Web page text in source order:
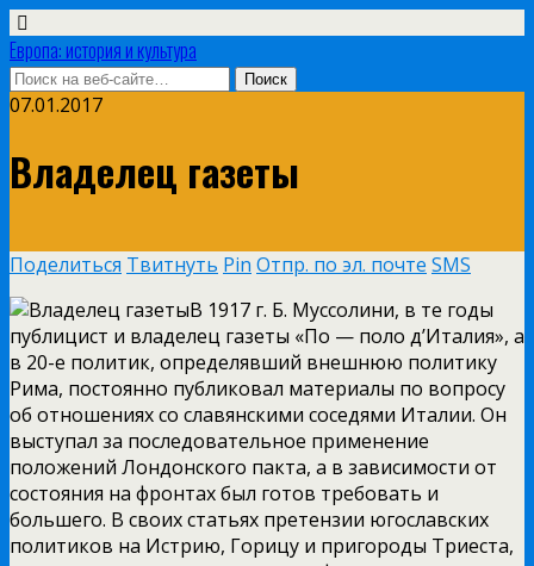
Европа: история и культура
07.01.2017
Владелец газеты
Поделиться Твитнуть Pin Отпр. по эл. почте SMS
В 1917 г. Б. Муссолини, в те годы
публицист и владелец газеты «По — поло д’Италия», а
в 20-е политик, определявший внешнюю политику
Рима, постоянно публиковал материалы по вопросу
об отношениях со славянскими соседями Италии. Он
выступал за последовательное применение
положений Лондонского пакта, а в зависимости от
состояния на фронтах был готов требовать и
большего. В своих статьях претензии югославских
политиков на Истрию, Горицу и пригороды Триеста,